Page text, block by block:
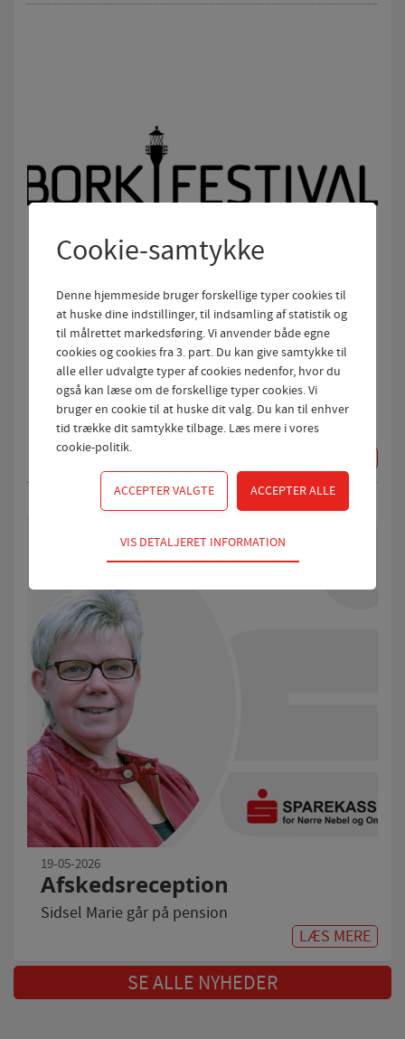
10-06-2026
Bork Festival 2026
Når noget giver mening
19-05-2026
Afskedsreception
Sidsel Marie går på pension
LÆS MERE
SE ALLE NYHEDER
Cookie-samtykke
Denne hjemmeside bruger forskellige typer cookies til
at huske dine indstillinger, til indsamling af statistik og
til målrettet markedsføring. Vi anvender både egne
cookies og cookies fra 3. part. Du kan give samtykke til
alle eller udvalgte typer af cookies nedenfor, hvor du
også kan læse om de forskellige typer cookies. Vi
bruger en cookie til at huske dit valg. Du kan til enhver
tid trække dit samtykke tilbage. Læs mere ivores
cookie-politik.
Teknisk
Tekniske cookies er nødvendige for hjemmesidens
adgangskontrol samt indkøbskurv og kan derfor ikke
fravælges.
Statistik
Statistik-cookies bruges til at optimere design,
brugervenlighed og effektiviteten af en hjemmeside.
Fx ved at indsamle besøgsstatistik om antal besøg og
hvordan hjemmesiden bruges.
Personalisering
Personaliserings-cookies (tracking-cookies) indsamler
brugerens digitale fodspor på tværs af flere
hjemmesider og registrerer, hvad brugeren
interesserer sig for/søger på for at kunne
personalisere indholdet på en hjemmeside - dvs. vise
indhold, som kan være interessant for den enkelte
bruger.
Markedsførings-cookies (tracking-cookies) indsamler
brugerens digitale fodspor på tværs af flere
VIS DETALJERET INFORMATION